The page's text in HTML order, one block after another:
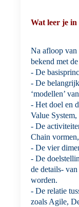
Wat leer je in
Na afloop van
bekend met
‐ De
- De
‘modellen’
- Het doel en
Value System,
- De
Chain vormen,
- De vier
- De
de details-
worden.
- De relatie
zoals Agile,